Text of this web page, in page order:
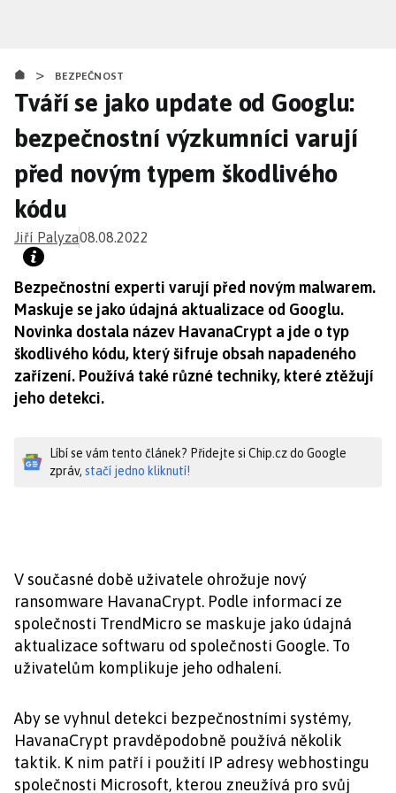
obsahu
> BEZPEČNOST
Tváří se jako update od Googlu:
bezpečnostní výzkumníci varují
před novým typem škodlivého
kódu
Jiří Palyza08.08.2022
Bezpečnostní experti varují před novým malwarem.
Maskuje se jako údajná aktualizace od Googlu.
Novinka dostala název HavanaCrypt a jde o typ
škodlivého kódu, který šifruje obsah napadeného
zařízení. Používá také různé techniky, které ztěžují
jeho detekci.
Líbí se vám tento článek? Přidejte si Chip.cz do Google
zpráv, stačí jedno kliknutí!
V současné době uživatele ohrožuje nový
ransomware HavanaCrypt. Podle informací ze
společnosti TrendMicro se maskuje jako údajná
aktualizace softwaru od společnosti Google. To
uživatelům komplikuje jeho odhalení.
Aby se vyhnul detekci bezpečnostními systémy,
HavanaCrypt pravděpodobně používá několik
taktik. K nim patří i použití IP adresy webhostingu
společnosti Microsoft, kterou zneužívá pro svůj